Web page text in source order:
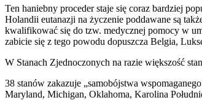
Ten haniebny proceder staje się coraz bardziej
Holandii eutanazji na życzenie poddawane są
kwalifikować się do tzw. medycznej pomocy w
zabicie się z tego powodu dopuszcza Belgia,
W Stanach Zjednoczonych na razie większość
38 stanów zakazuje „samobójstwa
Maryland, Michigan, Oklahoma, Karolina